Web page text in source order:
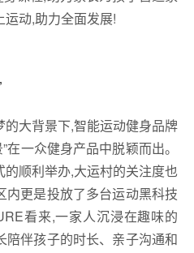
动,助力全面发展!
大背景下,智能运动健身品牌
一众健身产品中脱颖而出。
顺利举办,大运村的关注度也
内更是投放了多台运动黑科技
看来,一家人沉浸在趣味的
陪伴孩子的时长、亲子沟通和